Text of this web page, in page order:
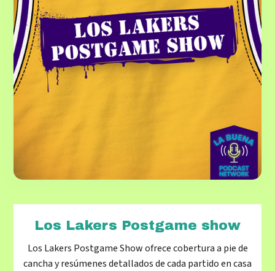
Los Lakers Postgame show
Los Lakers Postgame Show ofrece cobertura a pie de
cancha y resúmenes detallados de cada partido en casa